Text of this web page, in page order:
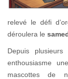
relevé le défi
déroulera le
Depuis
enthousiasme
mascottes de